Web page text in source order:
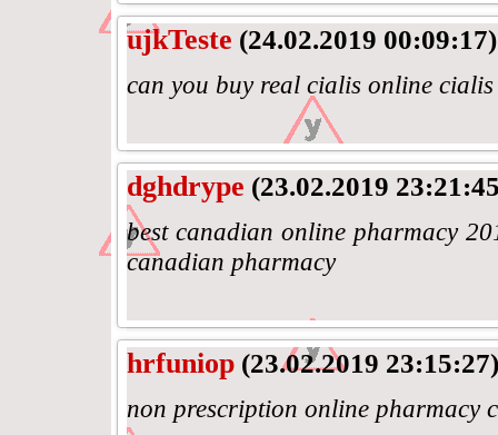
ujkTeste (24.02.2019 00:09:17)
can you buy real cialis online
dghdrype (23.02.2019
best canadian online pharmacy
canadian pharmacy
hrfuniop (23.02.2019 23:15:27)
non prescription online pharmacy